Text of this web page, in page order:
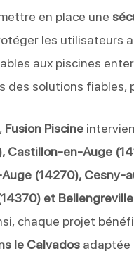
en place une
les utilisateurs
aux piscines
des solutions
Fusion Piscine
Castillon-en-Auge
(14270),
et
chaque projet
le Calvados adaptée